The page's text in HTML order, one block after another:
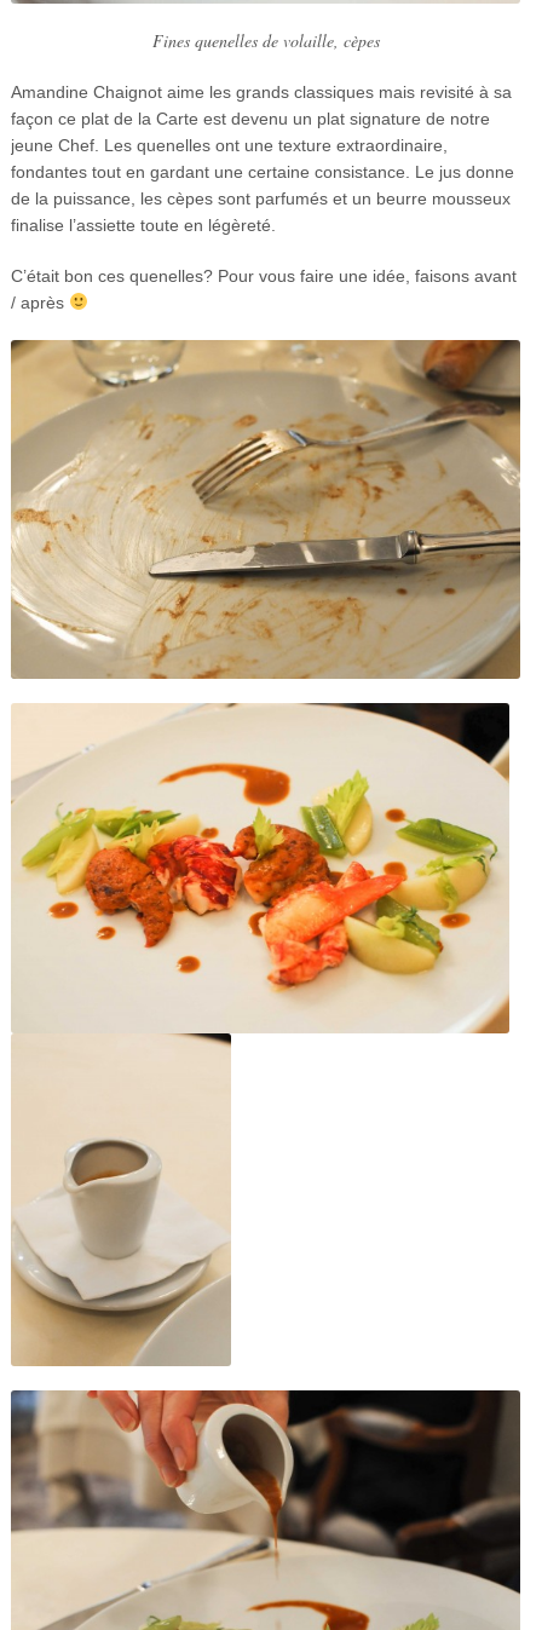
Fines quenelles de volaille, cèpes
Amandine Chaignot aime les grands classiques mais revisité à sa
façon ce plat de la Carte est devenu un plat signature de notre
jeune Chef. Les quenelles ont une texture extraordinaire,
fondantes tout en gardant une certaine consistance. Le jus donne
de la puissance, les cèpes sont parfumés et un beurre mousseux
finalise l’assiette toute en légèreté.
C’était bon ces quenelles? Pour vous faire une idée, faisons avant
/ après